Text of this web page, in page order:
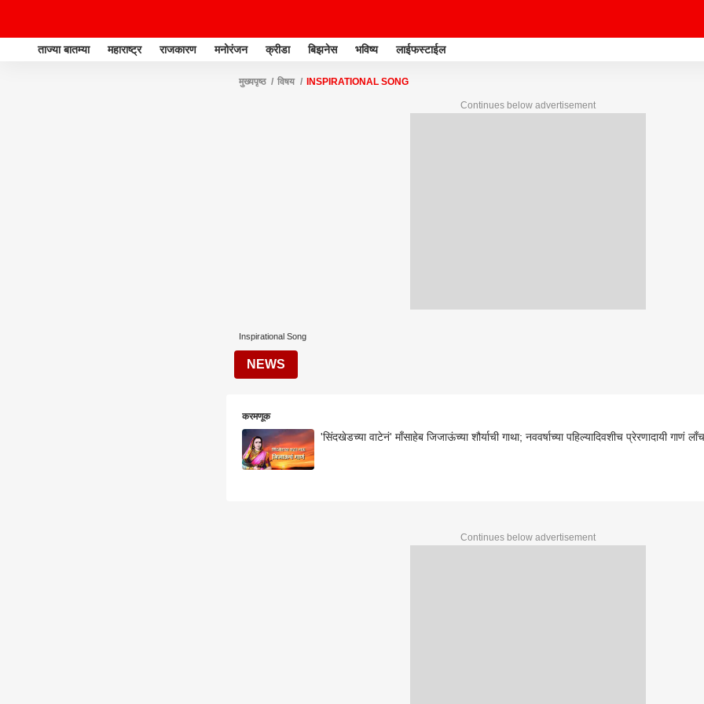
ताज्या बातम्या महाराष्ट्र राजकारण मनोरंजन क्रीडा बिझनेस भविष्य लाईफस्टाईल
मुख्यपृष्ठ विषय INSPIRATIONAL SONG
Continues below advertisement
Inspirational Song
NEWS
करमणूक
'सिंदखेडच्या वाटेनं' माँसाहेब जिजाऊंच्या शौर्याची गाथा; नववर्षाच्या पहिल्यादिवशीच प्रेरणादायी गाणं लाँच
Continues below advertisement